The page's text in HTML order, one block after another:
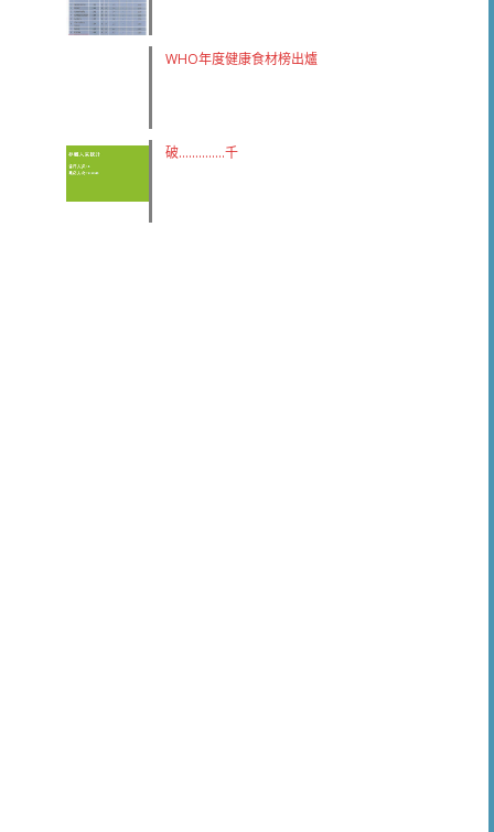
WHO年度健康食材榜出爐
破…………..千